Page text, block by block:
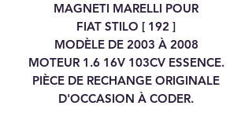
MAGNETI MARELLI POUR
FIAT STILO [ 192 ]
MODÈLE DE 2003 À 2008
MOTEUR 1.6 16V 103CV ESSENCE.
PIÈCE DE RECHANGE ORIGINALE
D'OCCASION À CODER.